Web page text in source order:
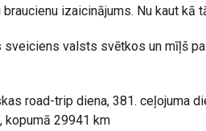
izaicinājums. Nu kaut kā
valsts svētkos un mīļš
road-trip diena, 381. ceļojuma
kopumā 29941 km